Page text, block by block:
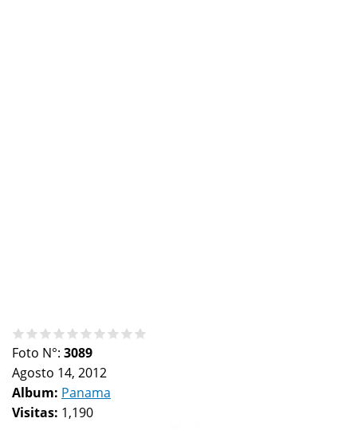
Foto N°: 3089
Agosto 14, 2012
Album: Panama
Visitas: 1,190